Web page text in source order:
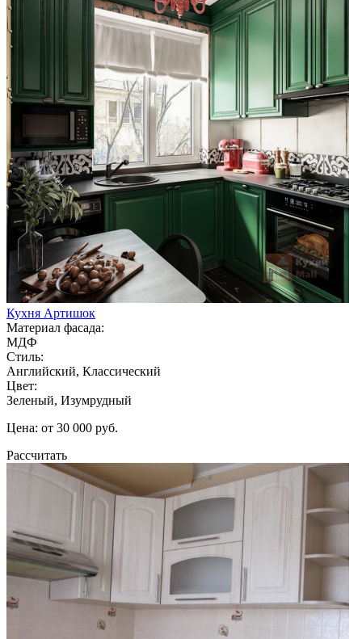
Кухня Артишок
Материал фасада:
МДФ
Стиль:
Английский, Классический
Цвет:
Зеленый, Изумрудный
Цена: от 30 000 руб.
Рассчитать